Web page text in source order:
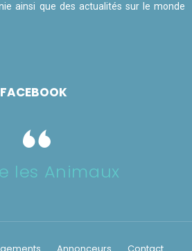
ainsi que des actualités sur le monde
les Animaux